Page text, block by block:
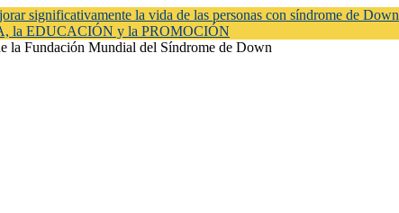
significativamente la vida de las personas con síndrome de Down
la EDUCACIÓN y la PROMOCIÓN